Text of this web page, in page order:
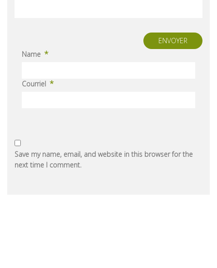
ENVOYER
Name *
Courriel *
Save my name, email, and website in this browser for the
next time I comment.